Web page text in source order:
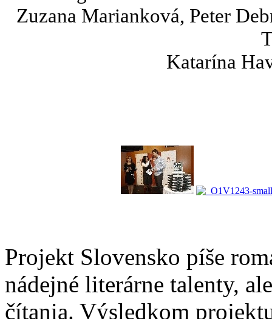
Zuzana Marianková, Peter
Katarína
Projekt Slovensko píše
nádejné literárne talenty,
čítania. Výsledkom